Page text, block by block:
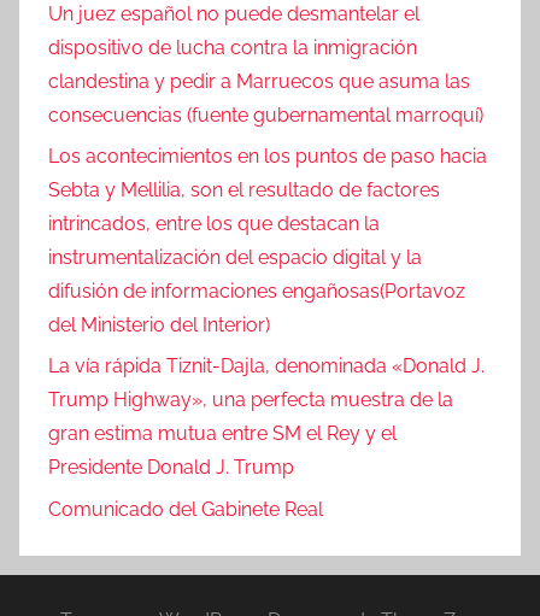
Un juez español no puede desmantelar el
dispositivo de lucha contra la inmigración
clandestina y pedir a Marruecos que asuma las
consecuencias (fuente gubernamental marroquí)
Los acontecimientos en los puntos de paso hacia
Sebta y Mellilia, son el resultado de factores
intrincados, entre los que destacan la
instrumentalización del espacio digital y la
difusión de informaciones engañosas(Portavoz
del Ministerio del Interior)
La vía rápida Tiznit-Dajla, denominada «Donald J.
Trump Highway», una perfecta muestra de la
gran estima mutua entre SM el Rey y el
Presidente Donald J. Trump
Comunicado del Gabinete Real